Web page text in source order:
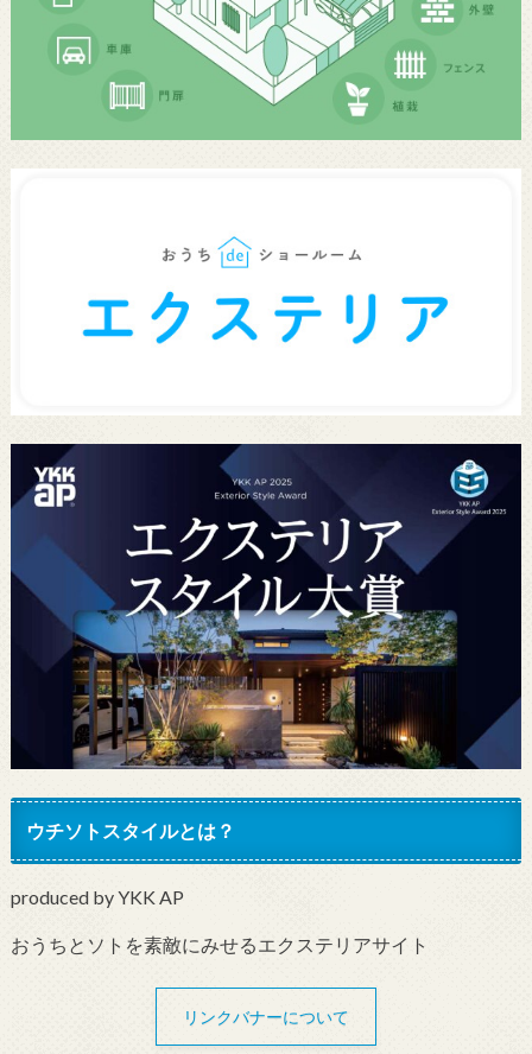
ウチソトスタイルとは？
produced by YKK AP
おうちとソトを素敵にみせるエクステリアサイト
リンクバナーについて